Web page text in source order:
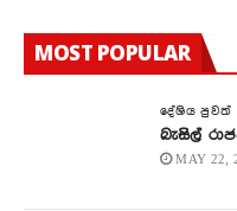
MOST POPULAR
දේශිය පුවත්
බැසිල්
MAY 22,